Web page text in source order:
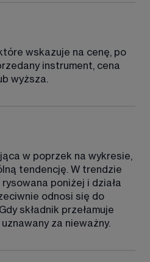
wskazuje na cenę, po
instrument, cena
wyższa.
w poprzek na wykresie,
tendencję. W trendzie
poniżej i działa
odnosi się do
składnik przełamuje
za nieważny.